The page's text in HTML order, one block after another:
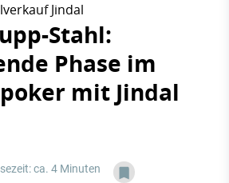
Jindal
Stahl:
Phase im
mit Jindal
ca. 4 Minuten